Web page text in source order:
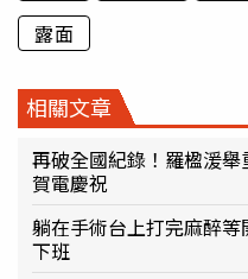
露面
相關文章
再破全國紀錄！羅楹湲
賀電慶祝
躺在手術台上打完麻醉
下班